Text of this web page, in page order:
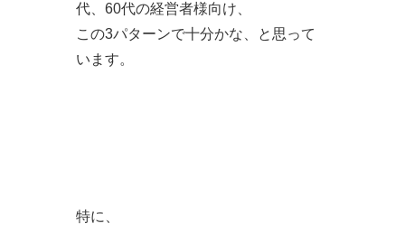
代、60代の経営者様向け、
この3パターンで十分かな、と思って
います。
特に、